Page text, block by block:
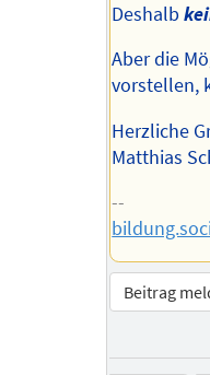
Deshalb
Aber die
vorstellen,
Herzliche
Matthias
--
Beitrag